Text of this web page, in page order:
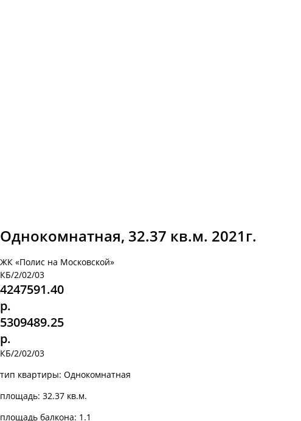
Однокомнатная, 32.37 кв.м. 2021г.
ЖК «Полис на Московской»
КБ/2/02/03
4247591.40
р.
5309489.25
р.
КБ/2/02/03
тип квартиры: Однокомнатная
площадь: 32.37 кв.м.
площадь балкона: 1.1